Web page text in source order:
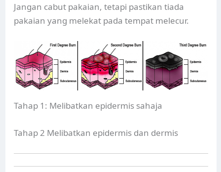
Jangan cabut pakaian, tetapi pastikan tiada
pakaian yang melekat pada tempat melecur.
Tahap 1: Melibatkan epidermis sahaja
Tahap 2 Melibatkan epidermis dan dermis